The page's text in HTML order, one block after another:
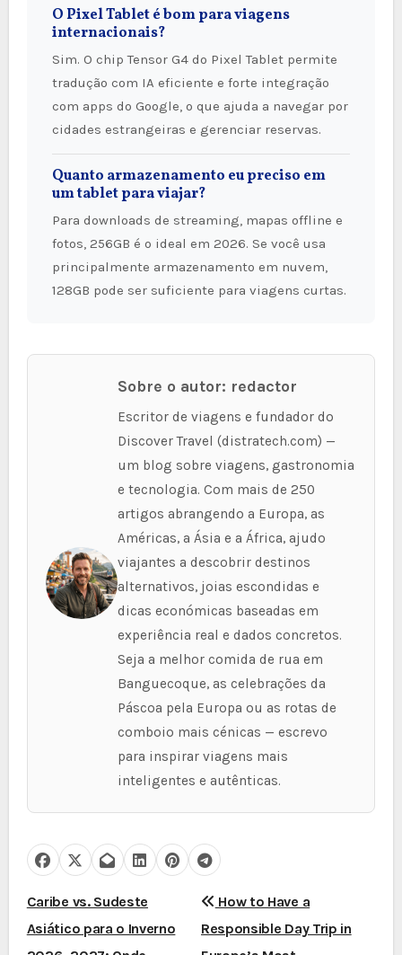
O Pixel Tablet é bom para viagens
internacionais?
Sim. O chip Tensor G4 do Pixel Tablet permite
tradução com IA eficiente e forte integração
com apps do Google, o que ajuda a navegar por
cidades estrangeiras e gerenciar reservas.
Quanto armazenamento eu preciso em
um tablet para viajar?
Para downloads de streaming, mapas offline e
fotos, 256GB é o ideal em 2026. Se você usa
principalmente armazenamento em nuvem,
128GB pode ser suficiente para viagens curtas.
Sobre o autor: redactor
Escritor de viagens e fundador do
Discover Travel (distratech.com) —
um blog sobre viagens, gastronomia
e tecnologia. Com mais de 250
artigos abrangendo a Europa, as
Américas, a Ásia e a África, ajudo
viajantes a descobrir destinos
alternativos, joias escondidas e
dicas económicas baseadas em
experiência real e dados concretos.
Seja a melhor comida de rua em
Banguecoque, as celebrações da
Páscoa pela Europa ou as rotas de
comboio mais cénicas — escrevo
para inspirar viagens mais
inteligentes e autênticas.
N
a
Caribe vs. Sudeste
Asiático para o Inverno
How to Have a
Responsible Day Trip in